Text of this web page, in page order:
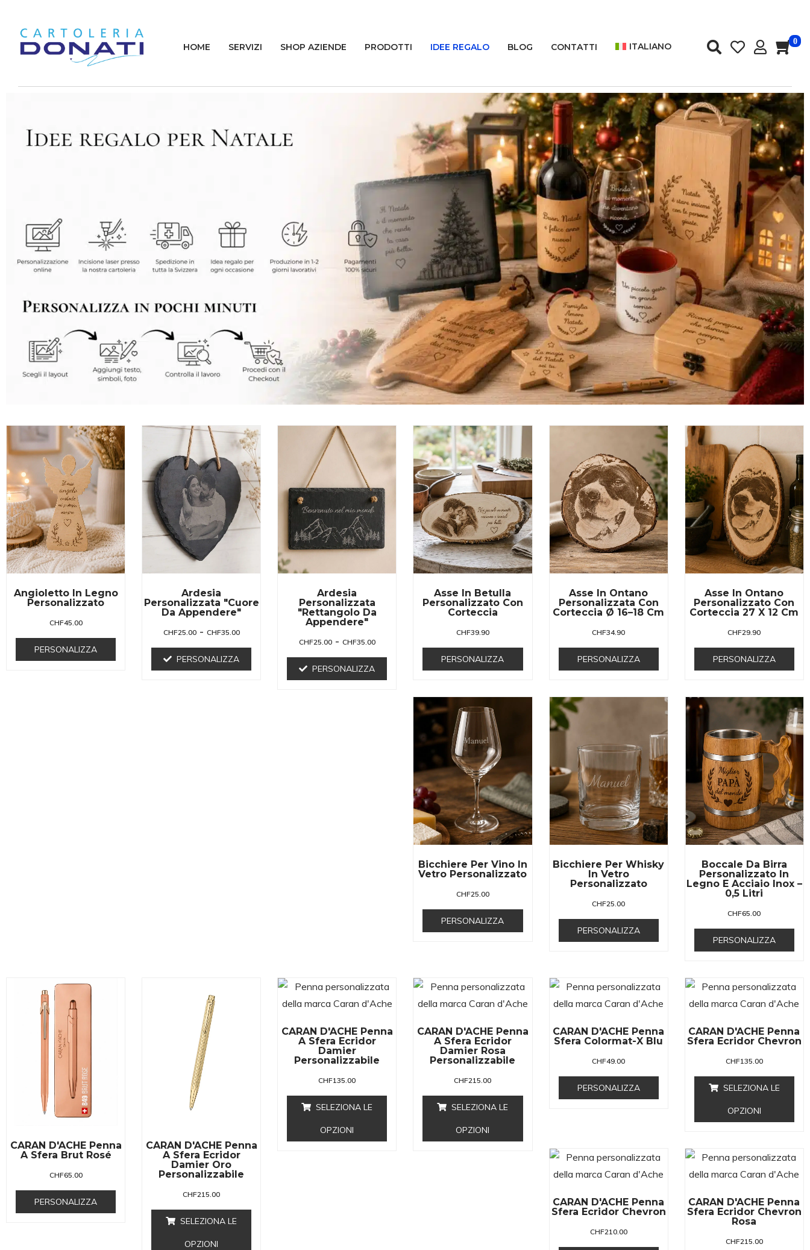
HOME SERVIZI SHOP AZIENDE PRODOTTI IDEE REGALO BLOG CONTATTI ITALIANO
0
Angioletto In Legno
Personalizzato
CHF45.00
PERSONALIZZA
Ardesia
Personalizzata "cuore
Da Appendere"
CHF25.00 - CHF35.00
PERSONALIZZA
Ardesia
Personalizzata
"Rettangolo Da
Appendere"
CHF25.00 - CHF35.00
PERSONALIZZA
Asse In Betulla
Personalizzato Con
Corteccia
CHF39.90
PERSONALIZZA
Asse In Ontano
Personalizzata Con
Corteccia Ø 16–18 Cm
CHF34.90
PERSONALIZZA
Asse In Ontano
Personalizzato Con
Corteccia 27 X 12 Cm
CHF29.90
PERSONALIZZA
Bicchiere Per Vino In
Vetro Personalizzato
CHF25.00
PERSONALIZZA
Bicchiere Per Whisky
In Vetro
Personalizzato
CHF25.00
PERSONALIZZA
Boccale Da Birra
Personalizzato In
Legno E Acciaio Inox –
0,5 Litri
CHF65.00
PERSONALIZZA
CARAN D'ACHE Penna
A Sfera Brut Rosé
CHF65.00
PERSONALIZZA
CARAN D'ACHE Penna
A Sfera Ecridor
Damier Oro
Personalizzabile
CHF215.00
SELEZIONA LE
OPZIONI
CARAN D'ACHE Penna
A Sfera Ecridor
Damier
Personalizzabile
CHF135.00
SELEZIONA LE
OPZIONI
CARAN D'ACHE Penna
A Sfera Ecridor
Damier Rosa
Personalizzabile
CHF215.00
SELEZIONA LE
OPZIONI
CARAN D'ACHE Penna
Sfera Colormat-X Blu
CHF49.00
PERSONALIZZA
CARAN D'ACHE Penna
Sfera Ecridor Chevron
CHF135.00
SELEZIONA LE
OPZIONI
CARAN D'ACHE Penna
Sfera Ecridor Chevron
CHF210.00
CARAN D'ACHE Penna
Sfera Ecridor Chevron
Rosa
CHF215.00